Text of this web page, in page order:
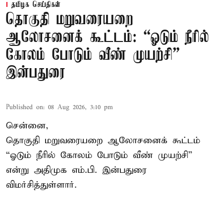
தமிழக செய்திகள்
தொகுதி மறுவரையறை
ஆலோசனைக் கூட்டம்: “ஓடும் நீரில்
கோலம் போடும் வீண் முயற்சி” –
இன்பதுரை
Published on: 08 Aug 2026, 3:10 pm
சென்னை,
தொகுதி மறுவரையறை ஆலோசனைக் கூட்டம்
“ஓடும் நீரில் கோலம் போடும் வீண் முயற்சி”
என்று அதிமுக எம்.பி. இன்பதுரை
விமர்சித்துள்ளார்.